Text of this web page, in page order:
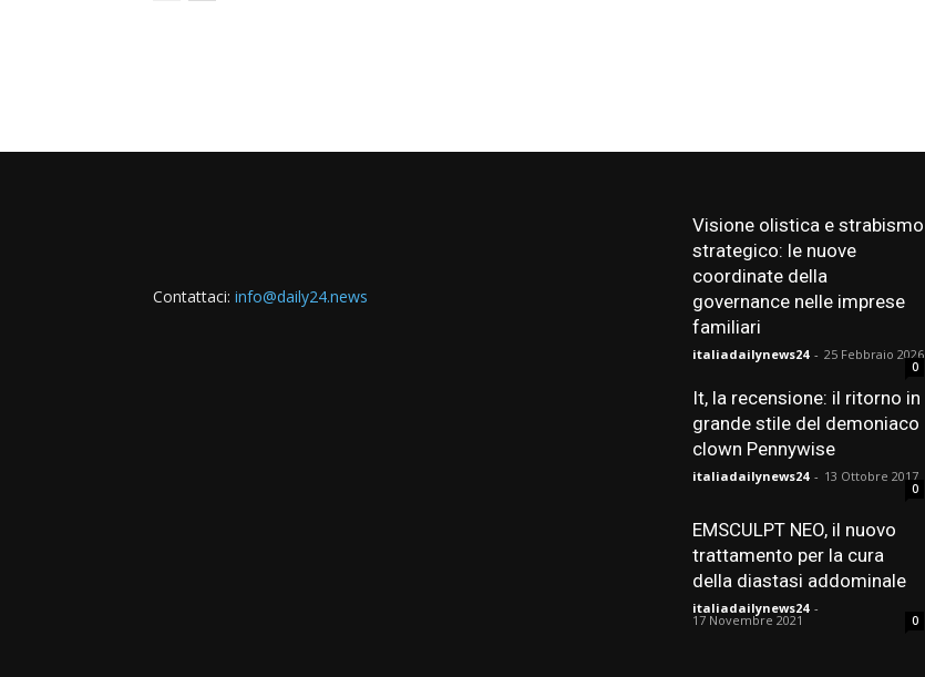
Contattaci: info@daily24.news
Visione olistica e strabismo
strategico: le nuove
coordinate della
governance nelle imprese
familiari
italiadailynews24 - 25 Febbraio 2026
0
It, la recensione: il ritorno in
grande stile del demoniaco
clown Pennywise
italiadailynews24 - 13 Ottobre 2017
0
EMSCULPT NEO, il nuovo
trattamento per la cura
della diastasi addominale
italiadailynews24 -
17 Novembre 2021 0